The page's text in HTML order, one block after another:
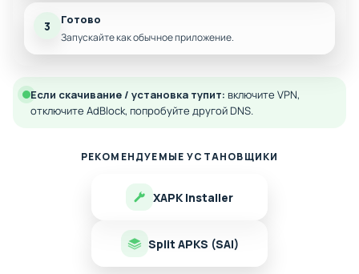
3 Готово
Запускайте как обычное приложение.
Если скачивание / установка тупит: включите VPN,
отключите AdBlock, попробуйте другой DNS.
РЕКОМЕНДУЕМЫЕ УСТАНОВЩИКИ
XAPK Installer
Split APKS (SAI)